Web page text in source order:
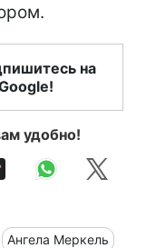
на
удобно!
Ангела Меркель